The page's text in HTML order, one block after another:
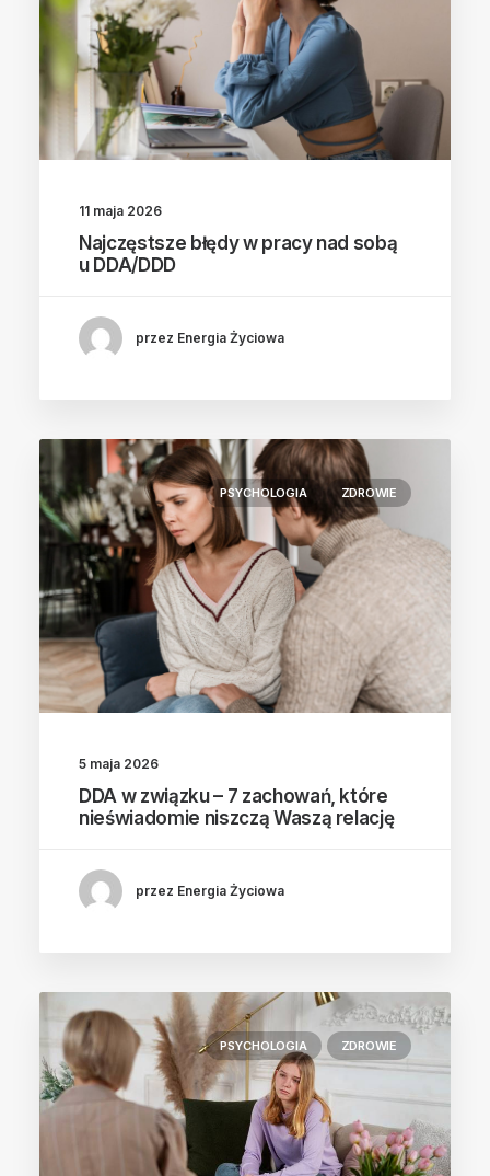
11 maja 2026
Najczęstsze błędy w pracy nad sobą
u DDA/DDD
przez Energia Życiowa
PSYCHOLOGIA ZDROWIE
5 maja 2026
DDA w związku – 7 zachowań, które
nieświadomie niszczą Waszą relację
przez Energia Życiowa
PSYCHOLOGIA ZDROWIE